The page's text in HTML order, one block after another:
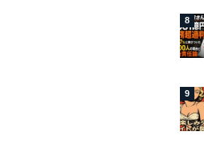
8
9